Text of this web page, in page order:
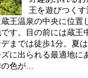
王を遊びつく
王温泉の中央に位置
す。目の前には蔵王
までは徒歩1分。夏は
に出られる最適地に
色が…